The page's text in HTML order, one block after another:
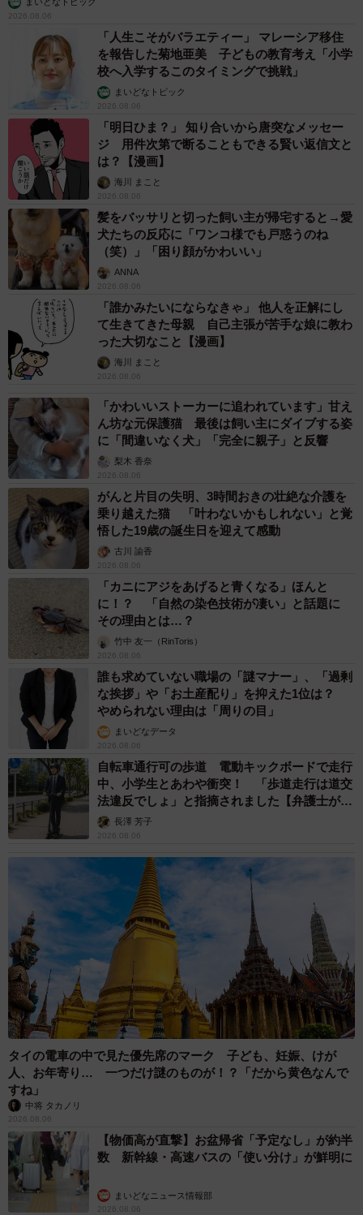
まいどなトピック
2026.08.06
「人生こそがバラエティー」 マレーシア移住
を報告した菊地亜美 子どもの教育考え「小学
校へ入学するこのタイミングで挑戦」
まいどなトピック
2026.08.06
「明日ひま？」 知り合いから唐突なメッセー
ジ 用件次第で断ることもできる賢い返信文と
は？【漫画】
海川 まこと
2026.08.06
髪をバッサリと切った飼い主が帰宅すると→愛
犬たちの反応に「ワンコ様でも戸惑うのね
（笑）」「困り顔がかわいい」
ANNA
2026.08.06
「誰かみたいにならなきゃ」 他人を正解にし
て生きてきた母親 自己主張が苦手な娘に教わ
った大切なこと【漫画】
海川 まこと
2026.08.06
「かわいいストーカーに追われています」甘え
ん坊な元保護猫 最後は飼い主にダイブする姿
に「間違いなく犬」「完全に親子」と反響
梨木 香奈
2026.08.06
がんと片目の失明、3時間おきの壮絶な介護を
乗り越えた猫 「叶わないかもしれない」と覚
悟した19歳の誕生日を迎えて感動
古川 諭香
2026.08.06
「カニにアジをあげると青くなる」ほんと
に！？ 「自然の染色技術が凄い」と話題に
その理由とは…？
竹中 友一（RinToris）
2026.08.06
誰も求めていない職場の「謎マナー」、「過剰
な挨拶」や「お土産配り」を抑えた1位は？
やめられない理由は「周りの目」
まいどなデータ
2026.08.06
自転車通行可の歩道 電動キックボードで走行
中、小学生とあわや衝突！ 「歩道走行は道交
法違反でしょ」と指摘されました【弁護士が解
説】長澤 芳子
2026.08.06
タイの電車の中で見た優先席のマーク 子ども、妊娠、けが
人、お年寄り… 一つだけ謎のものが！？「だから黄色なんで
すね」
中将 タカノリ
2026.08.06
【物価高が直撃】お盆帰省「予定なし」が約半
数 新幹線・高速バスの「使い分け」が鮮明に
まいどなニュース情報部
2026.08.06